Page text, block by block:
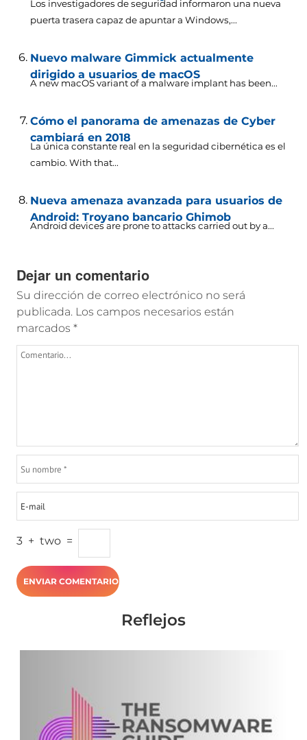
Los investigadores de seguridad informaron una nueva
puerta trasera capaz de apuntar a Windows,...
Nuevo malware Gimmick actualmente
dirigido a usuarios de macOS
A new macOS variant of a malware implant has been...
Cómo el panorama de amenazas de Cyber ​​
cambiará en 2018
La única constante real en la seguridad cibernética es el
cambio. With that...
Nueva amenaza avanzada para usuarios de
Android: Troyano bancario Ghimob
Android devices are prone to attacks carried out by a...
Dejar un comentario
Su dirección de correo electrónico no será
publicada. Los campos necesarios están
marcados *
3 + two =
Reflejos